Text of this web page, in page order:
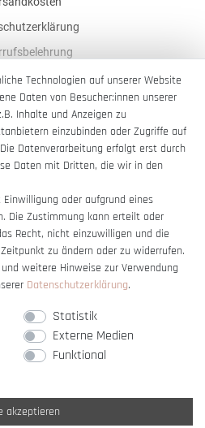
AGB
widerrufen
Technologien auf unserer Website
Daten von Besucher:innen unserer
Inhalte und Anzeigen zu
einzubinden oder Zugriffe auf
Datenverarbeitung erfolgt erst durch
Daten mit Dritten, die wir in den
oder aufgrund eines
Die Zustimmung kann erteilt oder
Recht, nicht einzuwilligen und die
zu ändern oder zu widerrufen.
und weitere Hinweise zur Verwendung
Daten­schutz­erklärung.
Statistik
Externe Medien
Funktional
akzeptieren